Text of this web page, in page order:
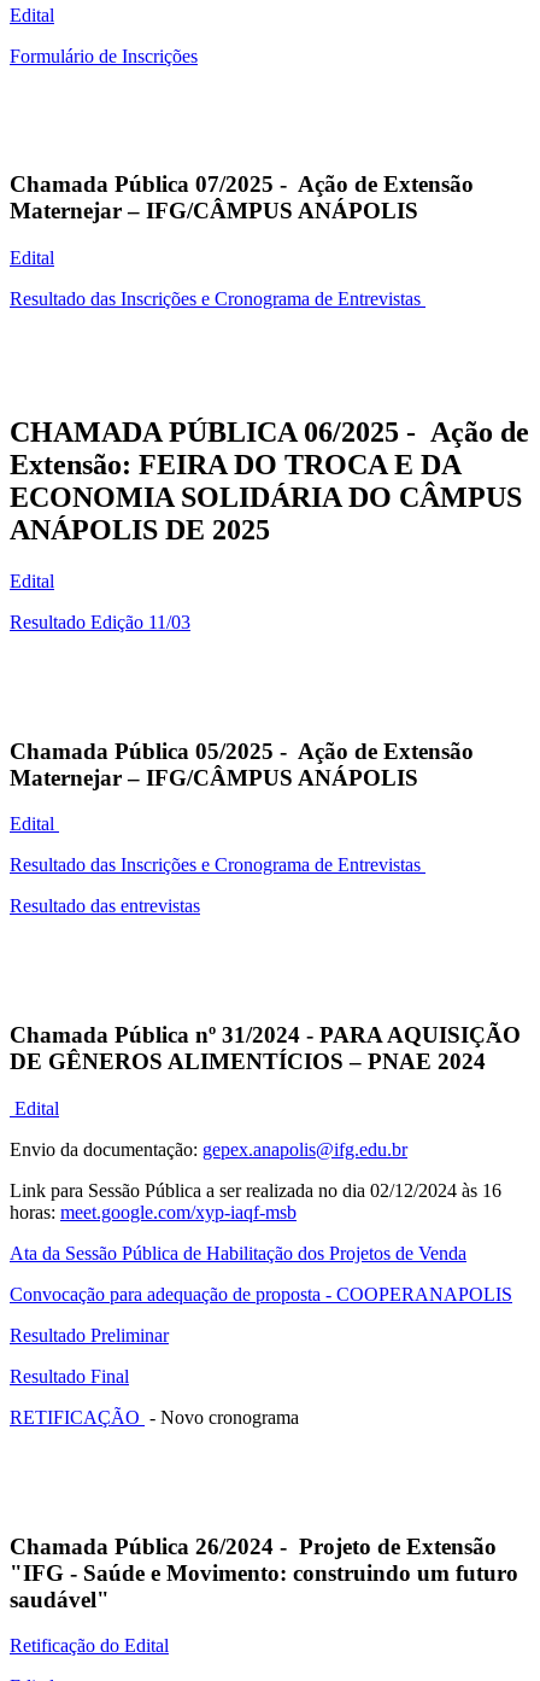
Edital
Formulário de Inscrições
Chamada Pública 07/2025 - Ação de Extensão
Maternejar – IFG/CÂMPUS ANÁPOLIS
Edital
Resultado das Inscrições e Cronograma de Entrevistas
CHAMADA PÚBLICA 06/2025 - Ação de
Extensão: FEIRA DO TROCA E DA
ECONOMIA SOLIDÁRIA DO CÂMPUS
ANÁPOLIS DE 2025
Edital
Resultado Edição 11/03
Chamada Pública 05/2025 - Ação de Extensão
Maternejar – IFG/CÂMPUS ANÁPOLIS
Edital
Resultado das Inscrições e Cronograma de Entrevistas
Resultado das entrevistas
Chamada Pública nº 31/2024 - PARA AQUISIÇÃO
DE GÊNEROS ALIMENTÍCIOS – PNAE 2024
Edital
Envio da documentação: gepex.anapolis@ifg.edu.br
Link para Sessão Pública a ser realizada no dia 02/12/2024 às 16
horas: meet.google.com/xyp-iaqf-msb
Ata da Sessão Pública de Habilitação dos Projetos de Venda
Convocação para adequação de proposta - COOPERANAPOLIS
Resultado Preliminar
Resultado Final
RETIFICAÇÃO - Novo cronograma
Chamada Pública 26/2024 - Projeto de Extensão
"IFG - Saúde e Movimento: construindo um futuro
saudável"
Retificação do Edital